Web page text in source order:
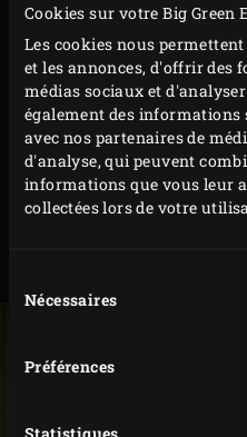
Cookies sur votre Big Green
Les cookies nous
et les annonces, d'offrir des
médias sociaux et
également des
avec nos partenaires de
d'analyse, qui peuvent
informations que vous leur
collectées lors de votre
duNécessaires
Préférences
Statistiques
parfaitement compatibles
Onyx est le premier EGG à
Zone Cooking Grids.
de cuisson avec la Duo
En équipant votre XLarge
Tablettes latérales en
place à côté de votre EGG.